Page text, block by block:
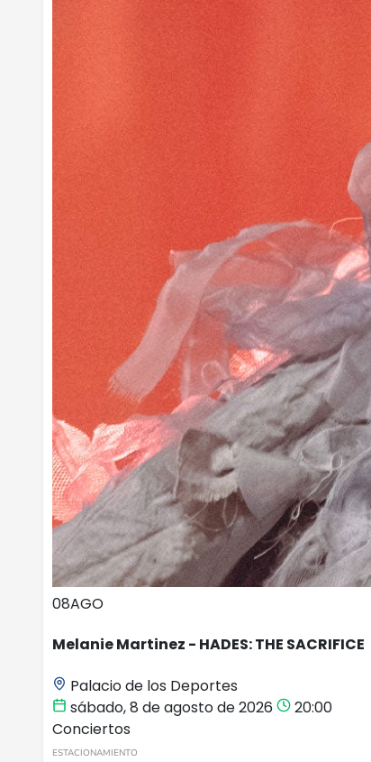
08AGO
Melanie Martinez - HADES: THE SACRIFICE
Palacio de los Deportes
sábado, 8 de agosto de 2026
20:00
Conciertos
ESTACIONAMIENTO